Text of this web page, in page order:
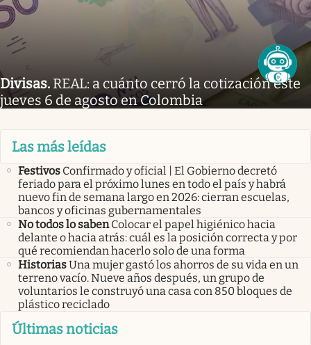
Divisas. REAL: a cuánto cerró la cotización este
jueves 6 de agosto en Colombia
Las más leídas
Festivos Confirmado y oficial | El Gobierno decretó
feriado para el próximo lunes en todo el país y habrá
nuevo fin de semana largo en 2026: cierran escuelas,
bancos y oficinas gubernamentales
No todos lo saben Colocar el papel higiénico hacia
delante o hacia atrás: cuál es la posición correcta y por
qué recomiendan hacerlo solo de una forma
HistoriasUna mujer gastó los ahorros de su vida en un
terreno vacío. Nueve años después, un grupo de
voluntarios le construyó una casa con 850 bloques de
plástico reciclado
Últimas noticias